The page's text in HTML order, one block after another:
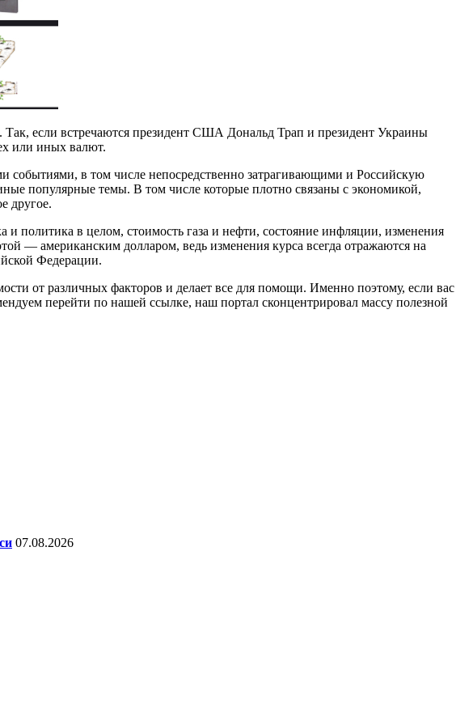
Так, если встречаются президент США Дональд Трап и президент Украины
или иных валют.
событиями, в том числе непосредственно затрагивающими и Российскую
популярные темы. В том числе которые плотно связаны с экономикой,
другое.
и политика в целом, стоимость газа и нефти, состояние инфляции, изменения
— американским долларом, ведь изменения курса всегда отражаются на
Федерации.
от различных факторов и делает все для помощи. Именно поэтому, если вас
перейти по нашей ссылке, наш портал сконцентрировал массу полезной
07.08.2026